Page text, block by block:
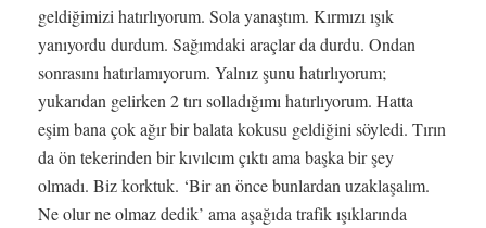
geldiğimizi hatırlıyorum. Sola yanaştım. Kırmızı ışık
yanıyordu durdum. Sağımdaki araçlar da durdu. Ondan
sonrasını hatırlamıyorum. Yalnız şunu hatırlıyorum;
yukarıdan gelirken 2 tırı solladığımı hatırlıyorum. Hatta
eşim bana çok ağır bir balata kokusu geldiğini söyledi. Tırın
da ön tekerinden bir kıvılcım çıktı ama başka bir şey
olmadı. Biz korktuk. ‘Bir an önce bunlardan uzaklaşalım.
Ne olur ne olmaz dedik’ ama aşağıda trafik ışıklarında